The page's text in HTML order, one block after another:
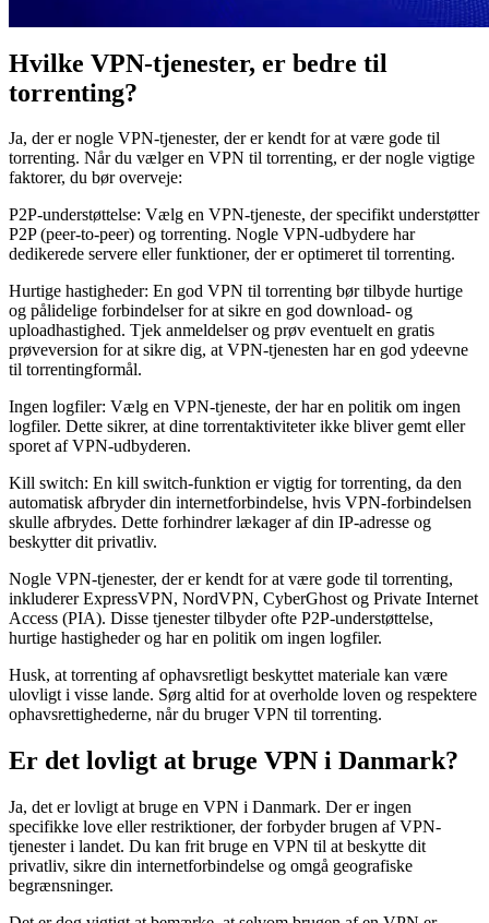
Hvilke VPN-tjenester, er bedre til
torrenting?
Ja, der er nogle VPN-tjenester, der er kendt for at være gode til
torrenting. Når du vælger en VPN til torrenting, er der nogle vigtige
faktorer, du bør overveje:
P2P-understøttelse: Vælg en VPN-tjeneste, der specifikt understøtter
P2P (peer-to-peer) og torrenting. Nogle VPN-udbydere har
dedikerede servere eller funktioner, der er optimeret til torrenting.
Hurtige hastigheder: En god VPN til torrenting bør tilbyde hurtige
og pålidelige forbindelser for at sikre en god download- og
uploadhastighed. Tjek anmeldelser og prøv eventuelt en gratis
prøveversion for at sikre dig, at VPN-tjenesten har en god ydeevne
til torrentingformål.
Ingen logfiler: Vælg en VPN-tjeneste, der har en politik om ingen
logfiler. Dette sikrer, at dine torrentaktiviteter ikke bliver gemt eller
sporet af VPN-udbyderen.
Kill switch: En kill switch-funktion er vigtig for torrenting, da den
automatisk afbryder din internetforbindelse, hvis VPN-forbindelsen
skulle afbrydes. Dette forhindrer lækager af din IP-adresse og
beskytter dit privatliv.
Nogle VPN-tjenester, der er kendt for at være gode til torrenting,
inkluderer ExpressVPN, NordVPN, CyberGhost og Private Internet
Access (PIA). Disse tjenester tilbyder ofte P2P-understøttelse,
hurtige hastigheder og har en politik om ingen logfiler.
Husk, at torrenting af ophavsretligt beskyttet materiale kan være
ulovligt i visse lande. Sørg altid for at overholde loven og respektere
ophavsrettighederne, når du bruger VPN til torrenting.
Er det lovligt at bruge VPN i Danmark?
Ja, det er lovligt at bruge en VPN i Danmark. Der er ingen
specifikke love eller restriktioner, der forbyder brugen af VPN-
tjenester i landet. Du kan frit bruge en VPN til at beskytte dit
privatliv, sikre din internetforbindelse og omgå geografiske
begrænsninger.